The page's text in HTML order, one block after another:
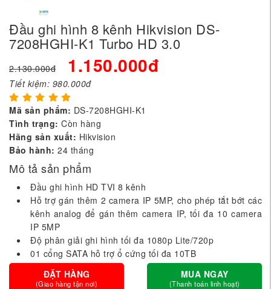
Đầu ghi hình 8 kênh Hikvision DS-
7208HGHI-K1 Turbo HD 3.0
2.130.000đ 1.150.000đ
Tiết kiệm: 980.000đ
Mã sản phẩm: DS-7208HGHI-K1
Tình trạng: Còn hàng
Hãng sản xuất: Hikvision
Bảo hành: 24 tháng
Mô tả sản phẩm
Đầu ghi hình HD TVI 8 kênh
Hỗ trợ gán thêm 2 camera IP 5MP, cho phép tắt bớt các
kênh analog để gán thêm camera IP, tối đa 10 camera
IP 5MP
Độ phân giải ghi hình tối đa 1080p Lite/720p
01 cổng SATA hỗ trợ ổ cứng tối đa 10TB
ĐẶT HÀNG
(Giao hàng tận nơi)
MUA NGAY
(Thanh toán linh hoạt)